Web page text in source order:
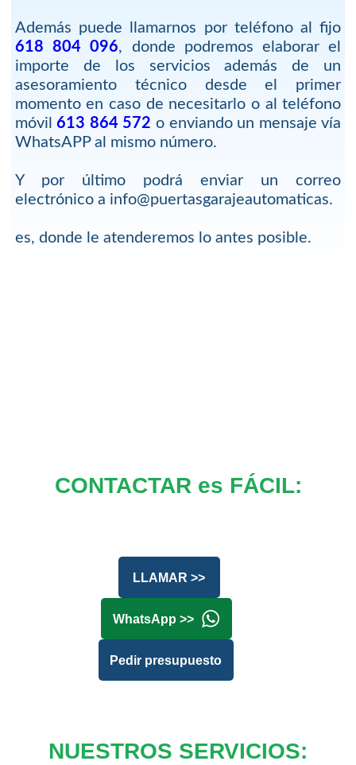
Además puede llamarnos por teléfono al fijo
618 804 096, donde podremos elaborar el
importe de los servicios además de un
asesoramiento técnico desde el primer
momento en caso de necesitarlo o al teléfono
móvil613 864 572 o enviando un mensaje vía
WhatsAPP al mismo número.
Y por último podrá enviar un correo
electrónico a info@puertasgarajeautomaticas.
es, donde le atenderemos lo antes posible.
CONTACTAR es FÁCIL:
LLAMAR >>
WhatsApp >>
Pedir presupuesto
NUESTROS SERVICIOS: